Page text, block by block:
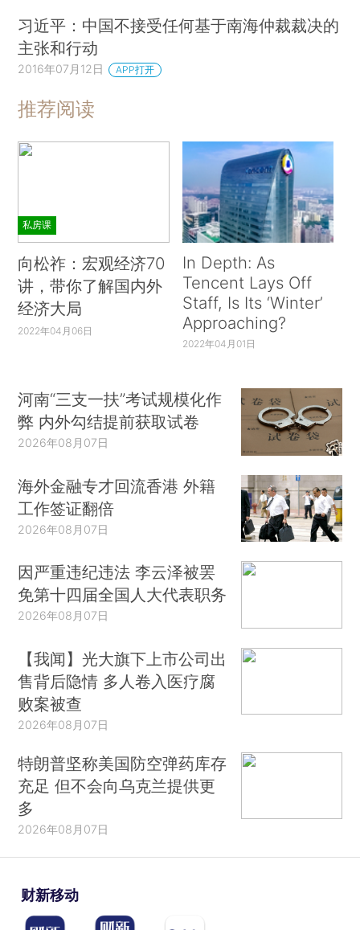
习近平：中国不接受任何基于南海仲裁裁决的
主张和行动
2016年07月12日 APP打开
推荐阅读
私房课
向松祚：宏观经济70
讲，带你了解国内外
经济大局
2022年04月06日
In Depth: As
Tencent Lays Off
Staff, Is Its ‘Winter’
Approaching?
2022年04月01日
河南“三支一扶”考试规模化作
弊 内外勾结提前获取试卷
2026年08月07日
海外金融专才回流香港 外籍
工作签证翻倍
2026年08月07日
因严重违纪违法 李云泽被罢
免第十四届全国人大代表职务
2026年08月07日
【我闻】光大旗下上市公司出
售背后隐情 多人卷入医疗腐
败案被查
2026年08月07日
特朗普坚称美国防空弹药库存
充足 但不会向乌克兰提供更
多
2026年08月07日
财新移动